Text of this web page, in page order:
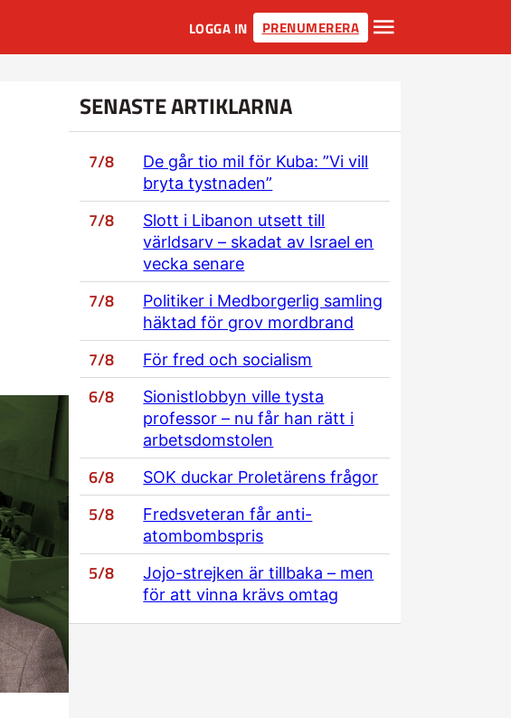
LOGGA IN PRENUMERERA
SENASTE ARTIKLARNA
7/8
De går tio mil för Kuba: ”Vi vill
bryta tystnaden”
7/8
Slott i Libanon utsett till
världsarv – skadat av Israel en
vecka senare
7/8
Politiker i Medborgerlig samling
häktad för grov mordbrand
7/8 För fred och socialism
6/8
Sionistlobbyn ville tysta
professor – nu får han rätt i
arbetsdomstolen
6/8 SOK duckar Proletärens frågor
5/8
Fredsveteran får anti-
atombombspris
5/8
Jojo-strejken är tillbaka – men
för att vinna krävs omtag